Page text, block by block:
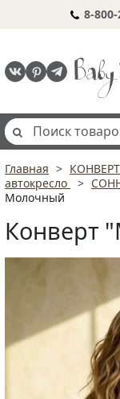
8-
Главная
автокресло
Молочный
Конверт